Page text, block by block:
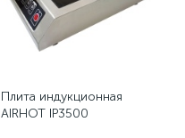
Плита индукционная
AIRHOT IP3500